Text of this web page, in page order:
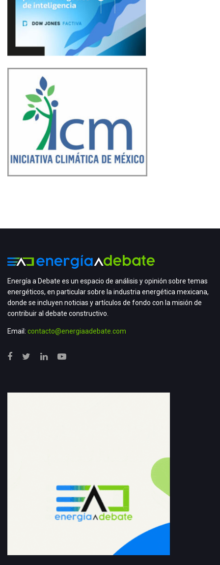
Energía a Debate es un espacio de análisis y opinión sobre temas
energéticos, en particular sobre la industria energética mexicana,
donde se incluyen noticias y artículos de fondo con la misión de
contribuir al debate constructivo.
Email: contacto@energiaadebate.com